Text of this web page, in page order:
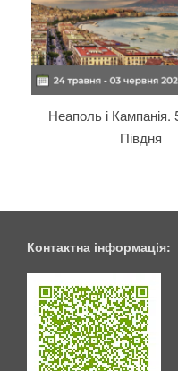
Неаполь і Кампанія.
Півдня
Контактна інформація: